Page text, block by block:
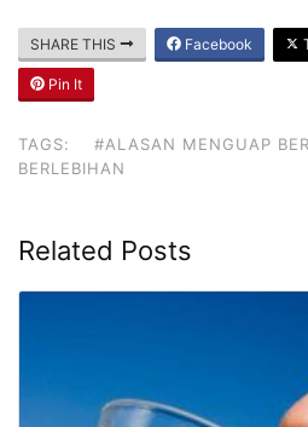
SHARE THIS Facebook
Pin It
TAGS: #ALASAN MENGUAP
BERLEBIHAN
Related Posts